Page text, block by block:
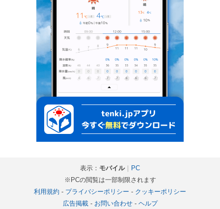
表示： モバイル｜ PC
※PCの閲覧は一部制限されます
利用規約 - プライバシーポリシー - クッキーポリシー
広告掲載- お問い合わせ- ヘルプ